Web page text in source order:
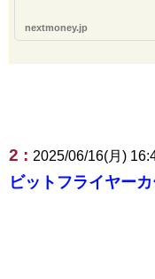
nextmoney.jp
2 : 2025/06/16(月)
ビットフライヤー